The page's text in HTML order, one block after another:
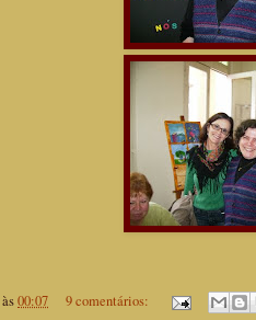
às00:07 9 comentários: